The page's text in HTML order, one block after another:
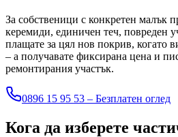
За собственици с конкретен малък
керемиди, единичен теч, повреден
плащате за цял нов покрив, когато
– а получавате фиксирана цена и
ремонтирания участък.
0896 15 95 53 – Безплатен оглед
Кога да изберете